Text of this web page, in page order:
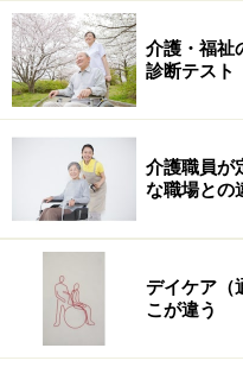
今後医療制度の改革、
化が進む中、支援すべ
院のみが担うスケールを
単位で受け止め対応して
それを踏まえ地域では、
ります。
病院からの早期退院
在宅生活を送る認知
事業所・専門機関
組みをつくる
介護・福祉
診断テスト
介護職員が
な職場との
デイケア（
こが違う